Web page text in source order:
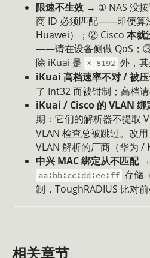
限速不生效 → ① NAS 没按
商 ID 必须匹配——即便算
Huawei）；② Cisco 本就
——请在设备侧做 QoS；
除 iKuai 是 × 8192 外，
iKuai 高档速率不对 / 被
了 Int32 而被钳制；高档请
iKuai / Cisco 的 VLAN 绑
期：它们的解析器不提取
VLAN 检查总被跳过。改
VLAN 解析的厂商（华为 /
中兴 MAC 绑定从不匹配→
aa:bb:cc:dd:ee:ff 存储
制，ToughRADIUS 比对前
相关章节